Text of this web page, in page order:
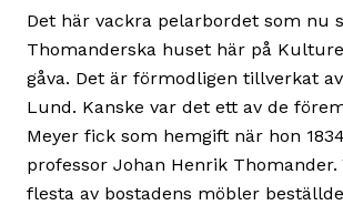
Det här vackra pelarbordet som nu
Thomanderska huset här på
gåva. Det är förmodligen tillverkat
Lund. Kanske var det ett av de
Meyer fick som hemgift när hon
professor Johan Henrik Thomander.
flesta av bostadens möbler